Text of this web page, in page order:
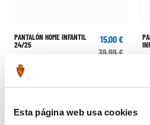
Esta página web usa cookies
PANTALÓN HOME INFANTIL
24/25
15,00 €
39,99 €